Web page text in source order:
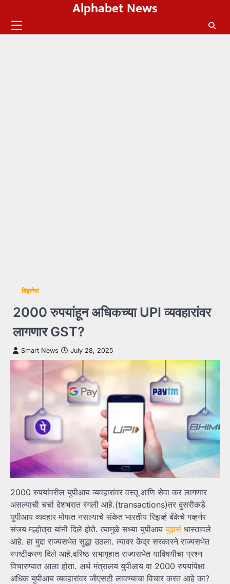
content
Alphabet News
बिझनेस
2000 रुपयांहून अधिकच्या UPI व्यवहारांवर
लागणार GST?
Smart News July 28, 2025
2000 रुपयांवरील युपीआय व्यवहारांवर वस्तू आणि सेवा कर लागणार
असल्याची चर्चा देशभरात रंगली आहे.(transactions)तर दुसरीकडे
युपीआय व्यवहार मोफत नसल्याचे संकेत भारतीय रिझर्व्ह बँकेचे गव्हर्नर
संजय मल्होत्रा यांनी दिले होते. त्यामुळे सध्या युपीआययुझर्स धास्तावले
आहे. हा मुद्दा राज्यसभेत सुद्धा उठला. त्यावर केंद्र सरकारने राज्यसभेत
स्पष्टीकरण दिले आहे.वरिष्ठ सभागृहात राज्यसभेत याविषयीचा प्रश्न
विचारण्यात आला होता. अर्थ मंत्रालय युपीआय वा 2000 रुपयांपेक्षा
अधिक युपीआय व्यवहारांवर जीएसटी लावण्याचा विचार करत आहे का?